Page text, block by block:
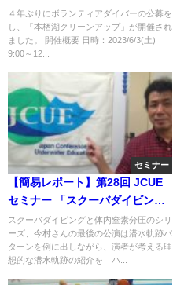
４年ぶりにボランティアダイバーの公募を
し、「本栖湖クリーンアップ」が開催され
ました。 開催概要 日時：2023/6/3(土)
9:00～12...
セミナー
【簡易レポート】第28回 JCUE
セミナー 「スクーバダイビング
と体内窒素分圧 その4」 『体内
窒素分圧を抑える理想的な潜水
軌跡を考える』
スクーバダイビングと体内窒素分圧のシリ
ーズ、今村さんの最後の公演は潜水軌跡パ
ターンを例に出しながら、演者が考える理
想的な潜水軌跡の紹介を ハ...